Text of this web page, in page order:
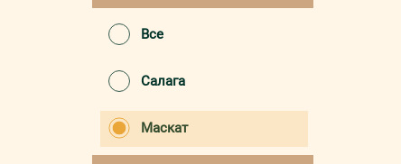
Все
Салага
Маскат